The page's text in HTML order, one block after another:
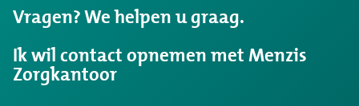
zocht?
Vragen? We helpen u graag.
Ik wil contact opnemen met Menzis
Zorgkantoor